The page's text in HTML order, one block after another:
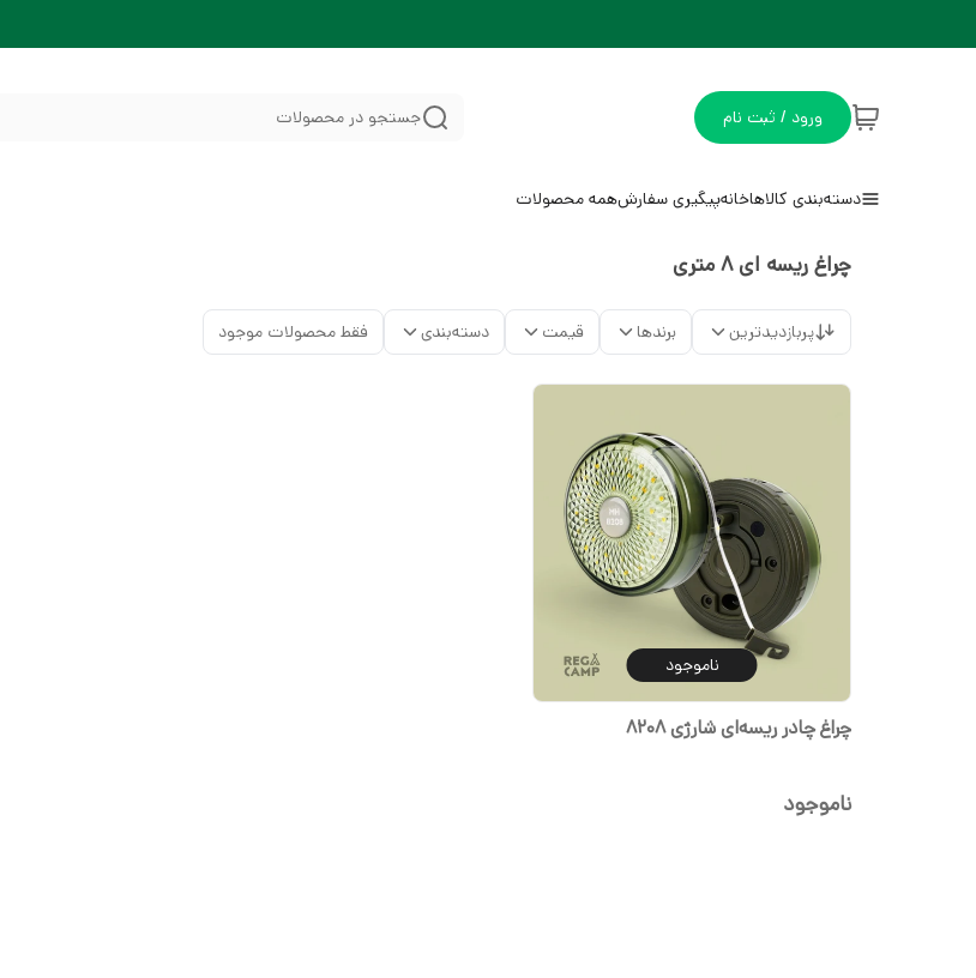
ورود / ثبت نام جستجو در محصولات
دسته‌بندی کالاهاخانهپیگیری سفارشهمه محصولات
چراغ ریسه ای 8 متری
پربازدیدترین برندها قیمت دسته‌بندی فقط محصولات موجود
ناموجود
چراغ چادر ریسه‌ای شارژی 8208
ناموجود